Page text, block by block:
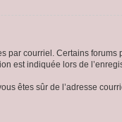
par courriel. Certains
est indiquée lors de
êtes sûr de l’adresse